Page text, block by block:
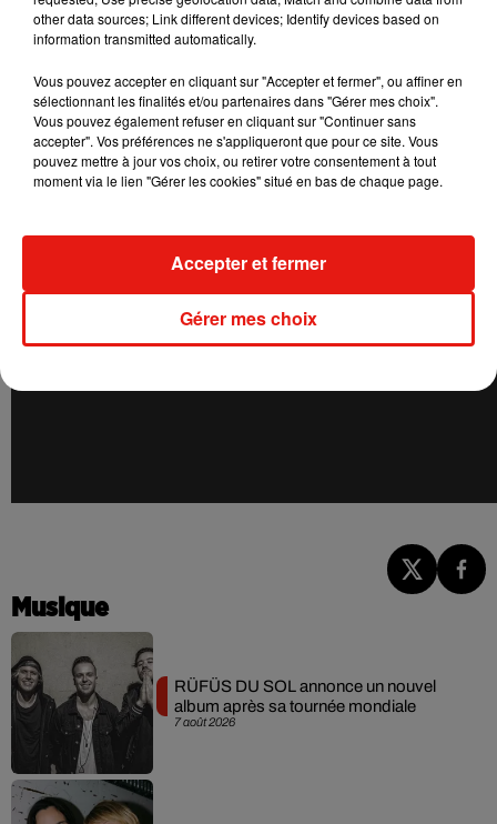
Musique
7 août 2026
RÜFÜS DU SOL annonce un nouvel
album après sa tournée mondiale
other data sources; Link different devices; Identify devices based on
information transmitted automatically.
Vous pouvez accepter en cliquant sur "Accepter et fermer", ou affiner en
sélectionnant les finalités et/ou partenaires dans "Gérer mes choix".
Vous pouvez également refuser en cliquant sur "Continuer sans
accepter". Vos préférences ne s'appliqueront que pour ce site. Vous
pouvez mettre à jour vos choix, ou retirer votre consentement à tout
moment via le lien "Gérer les cookies" situé en bas de chaque page.
Gérer mes choix
Accepter et fermer